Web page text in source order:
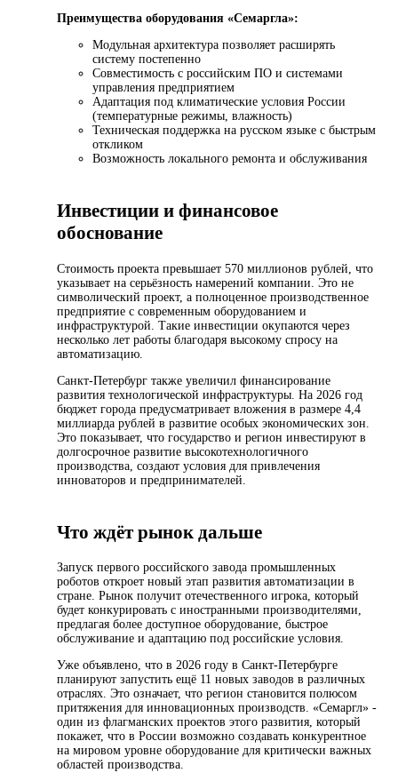
Преимущества оборудования «Семаргла»:
Модульная архитектура позволяет расширять
систему постепенно
Совместимость с российским ПО и системами
управления предприятием
Адаптация под климатические условия России
(температурные режимы, влажность)
Техническая поддержка на русском языке с быстрым
откликом
Возможность локального ремонта и обслуживания
Инвестиции и финансовое
обоснование
Стоимость проекта превышает 570 миллионов рублей, что
указывает на серьёзность намерений компании. Это не
символический проект, а полноценное производственное
предприятие с современным оборудованием и
инфраструктурой. Такие инвестиции окупаются через
несколько лет работы благодаря высокому спросу на
автоматизацию.
Санкт-Петербург также увеличил финансирование
развития технологической инфраструктуры. На 2026 год
бюджет города предусматривает вложения в размере 4,4
миллиарда рублей в развитие особых экономических зон.
Это показывает, что государство и регион инвестируют в
долгосрочное развитие высокотехнологичного
производства, создают условия для привлечения
инноваторов и предпринимателей.
Что ждёт рынок дальше
Запуск первого российского завода промышленных
роботов откроет новый этап развития автоматизации в
стране. Рынок получит отечественного игрока, который
будет конкурировать с иностранными производителями,
предлагая более доступное оборудование, быстрое
обслуживание и адаптацию под российские условия.
Уже объявлено, что в 2026 году в Санкт-Петербурге
планируют запустить ещё 11 новых заводов в различных
отраслях. Это означает, что регион становится полюсом
притяжения для инновационных производств. «Семаргл» -
один из флагманских проектов этого развития, который
покажет, что в России возможно создавать конкурентное
на мировом уровне оборудование для критически важных
областей производства.